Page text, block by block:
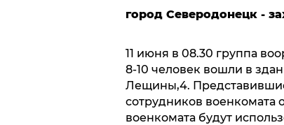
город Северодонецк -
11 июня в 08.30 группа
8-10 человек вошли в
Лещины,4.
сотрудников
военкомата будут